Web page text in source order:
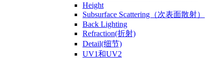
Height
Subsurface Scattering（次表面散射）
Back Lighting
Refraction(折射)
Detail(细节)
UV1和UV2